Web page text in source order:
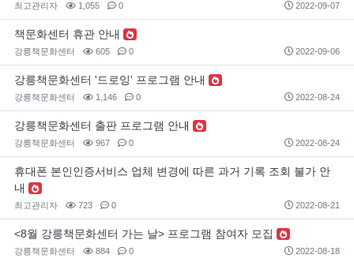
최고관리자 1,055 0 2022-09-07
책문화센터 휴관 안내
강릉책문화센터 605 0 2022-09-06
강릉책문화센터 '드로잉' 프로그램 안내
강릉책문화센터 1,146 0 2022-08-24
강릉책문화센터 출판 프로그램 안내
강릉책문화센터 967 0 2022-08-24
휴대폰 본인인증서비스 업체 변경에 따른 과거 기록 조회 불가 안
내
최고관리자 723 0 2022-08-21
<8월 강릉책문화센터 가는 날> 프로그램 참여자 모집
강릉책문화센터 884 0 2022-08-18